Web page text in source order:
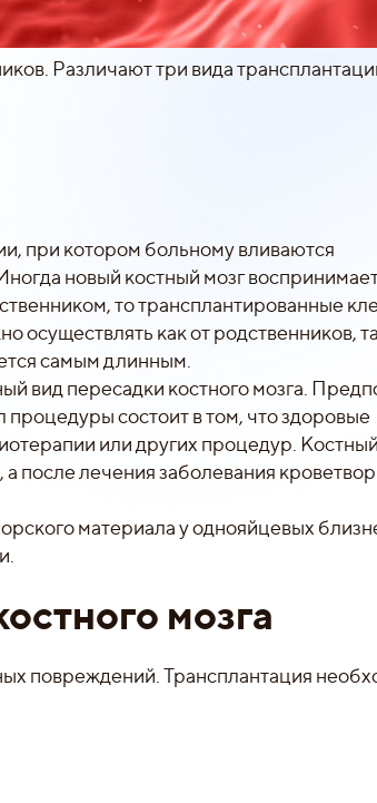
Различают три вида
при котором больному вливаются
новый костный мозг
то трансплантированные
осуществлять как от родственников,
самым длинным.
вид пересадки костного мозга.
состоит в том, что здоровые
или других процедур.
лечения заболевания
материала у однояйцевых
мозга
повреждений. Трансплантация